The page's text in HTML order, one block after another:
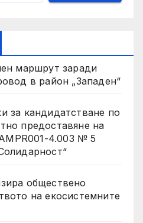
маршрут заради
в район „Западен“
за кандидатстване по
предоставяне на
4.003 № 5
обществено
на екосистемните